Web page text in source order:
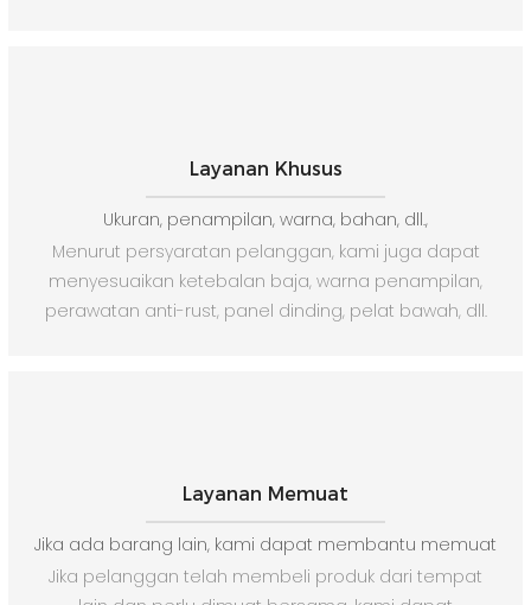
Layanan Khusus
Ukuran, penampilan, warna, bahan, dll.,
Menurut persyaratan pelanggan, kami juga dapat
menyesuaikan ketebalan baja, warna penampilan,
perawatan anti-rust, panel dinding, pelat bawah, dll.
Layanan Memuat
Jika ada barang lain, kami dapat membantu memuat
Jika pelanggan telah membeli produk dari tempat